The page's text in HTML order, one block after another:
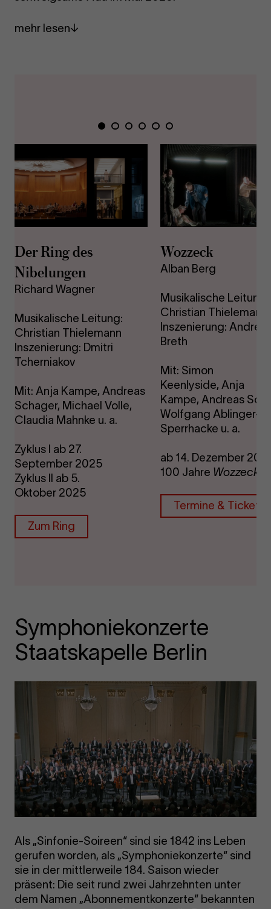
mehr lesen
Zeige
Folie
1
Zeige
Folie
2
Zeige
Folie
Zeige
Folie
Zeige
Folie
Zeige
Folie
6
Der Ring des
Nibelungen
Richard Wagner
Musikalische Leitung:
Christian Thielemann
Inszenierung: Dmitri
Tcherniakov
Mit: Anja Kampe, Andreas
Schager, Michael Volle,
Claudia Mahnke u. a.
Zyklus I ab 27.
September 2025
Zyklus II ab 5.
Oktober 2025
Zum Ring
Wozzeck
Alban Berg
Musikalische Leitung:
Christian Thielemann
Inszenierung: Andrea
Breth
Mit: Simon
Keenlyside, Anja
Kampe, Andreas
Wolfgang Ablinger-
Sperrhacke u. a.
ab 14. Dezember
100 Jahre Wozzeck
Termine & Tickets
Symphoniekonzerte
Staatskapelle Berlin
Als „Sinfonie-Soireen“ sind sie 1842 ins Leben
gerufen worden, als „Symphoniekonzerte“ sind
sie in der mittlerweile 184. Saison wieder
präsent: Die seit rund zwei Jahrzehnten unter
dem Namen „Abonnementkonzerte“ bekannten